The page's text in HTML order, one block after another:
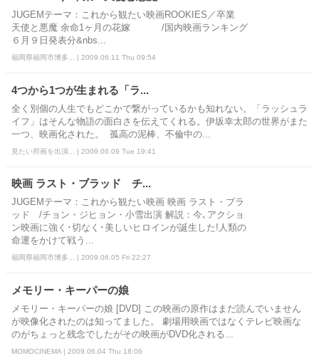
JUGEMテーマ：これから観たい映画ROOKIES／卒業
天使と悪魔 余命1ヶ月の花嫁 /国内映画ランキング
６月９日発表分&nbs...
福岡県福岡市博多... | 2009.06.11 Thu 09:54
4つから1つが生まれる「ラ...
全く別個の人生でもどこかで繋がっているかも知れない。「ラッシュラ
イフ」はそんな物語の面白さを伝えてくれる。伊坂幸太郎の世界がまた
一つ、映画化された。 孤高の泥棒、不倫中の...
見たい邦画を出演... | 2009.06.09 Tue 19:41
映画 ラスト・ブラッド チ...
JUGEMテーマ：これから観たい映画 映画 ラスト・ブラ
ッド /チョン・ジヒョン・小雪出演 解説：今､アクショ
ン映画に強く･切なく･美しいヒロインが誕生した!人類の
命運をかけて戦う...
福岡県福岡市博多... | 2009.06.05 Fri 22:27
メモリー・キーパーの娘
メモリー・キーパーの娘 [DVD] この映画の原作はまだ読んでいません
が映像化されたのは知ってました。 劇場用映画ではなくテレビ映画な
のがちょっと残念でしたがその映画がDVD化される...
MOMOCINEMA | 2009.06.04 Thu 18:06